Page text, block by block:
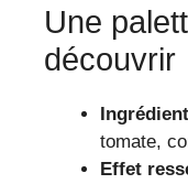
Une
découvrir
tomate,
Effet